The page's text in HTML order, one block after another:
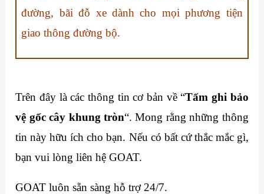
đường, bãi đỗ xe dành cho mọi phương tiện
giao thông đường bộ.
Trên đây là các thông tin cơ bản về “Tấm ghi bảo
vệ gốc cây khung tròn“. Mong rằng những thông
tin này hữu ích cho bạn. Nếu có bất cứ thắc mắc gì,
bạn vui lòng liên hệ GOAT.
GOAT luôn sẵn sàng hỗ trợ 24/7.